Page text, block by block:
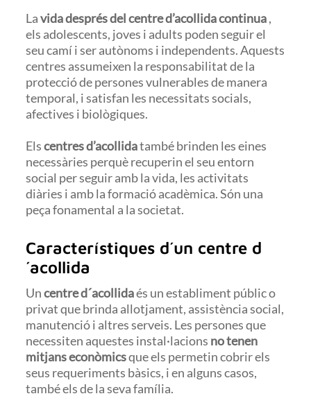
Lavida després del centre d’acollida continua,
els adolescents, joves i adults poden seguir el
seu camí i ser autònoms i independents. Aquests
centres assumeixen la responsabilitat de la
protecció de persones vulnerables de manera
temporal, i satisfan les necessitats socials,
afectives i biològiques.
Elscentres d’acollidatambé brinden les eines
necessàries perquè recuperin el seu entorn
social per seguir amb la vida, les activitats
diàries i amb la formació acadèmica. Són una
peça fonamental a la societat.
Característiques d´un centre d
´acollida
Uncentre d´acollidaés un establiment públic o
privat que brinda allotjament, assistència social,
manutenció i altres serveis. Les persones que
necessiten aquestes instal·lacions no tenen
mitjans econòmicsque els permetin cobrir els
seus requeriments bàsics, i en alguns casos,
també els de la seva família.